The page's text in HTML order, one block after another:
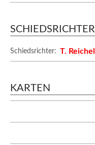
SCHIEDSRICHTER
Schiedsrichter: T. Reichel
KARTEN